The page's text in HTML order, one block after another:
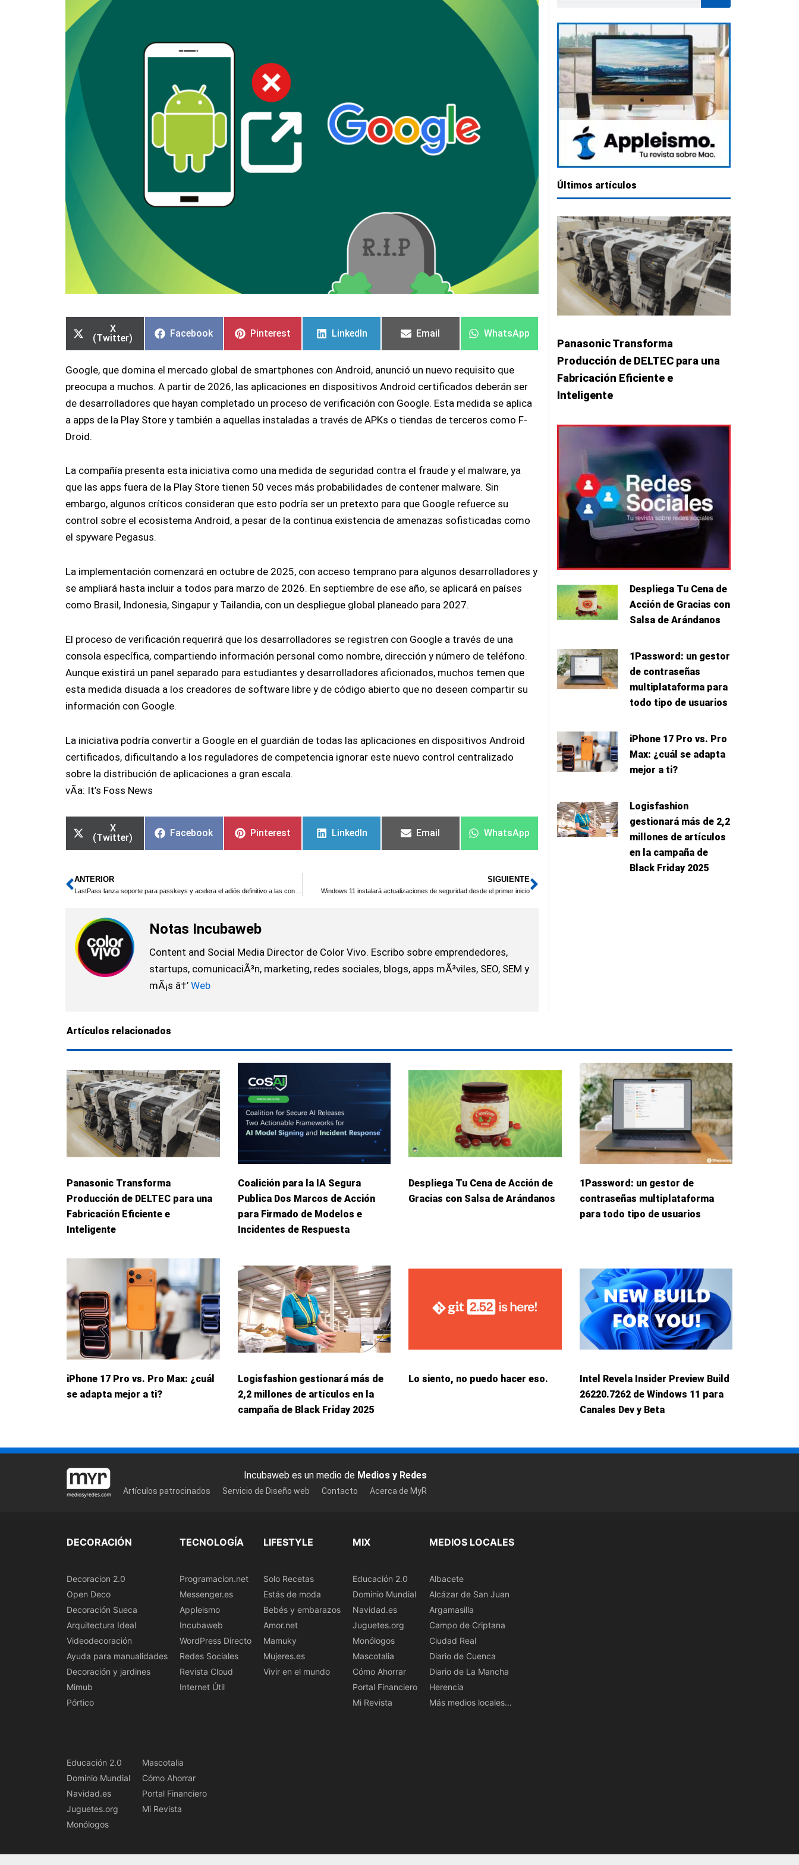
en
X
(Twitter)
en
Facebook
en
Pinterest
en
LinkedIn
en
Email
en
WhatsApp
Google, que domina el mercado global de smartphones con Android, anunció un nuevo requisito que
preocupa a muchos. A partir de 2026, las aplicaciones en dispositivos Android certificados deberán ser
de desarrolladores que hayan completado un proceso de verificación con Google. Esta medida se aplica
a apps de la Play Store y también a aquellas instaladas a través de APKs o tiendas de terceros como F-
Droid.
La compañía presenta esta iniciativa como una medida de seguridad contra el fraude y el malware, ya
que las apps fuera de la Play Store tienen 50 veces más probabilidades de contener malware. Sin
embargo, algunos críticos consideran que esto podría ser un pretexto para que Google refuerce su
control sobre el ecosistema Android, a pesar de la continua existencia de amenazas sofisticadas como
el spyware Pegasus.
La implementación comenzará en octubre de 2025, con acceso temprano para algunos desarrolladores y
se ampliará hasta incluir a todos para marzo de 2026. En septiembre de ese año, se aplicará en países
como Brasil, Indonesia, Singapur y Tailandia, con un despliegue global planeado para 2027.
El proceso de verificación requerirá que los desarrolladores se registren con Google a través de una
consola específica, compartiendo información personal como nombre, dirección y número de teléfono.
Aunque existirá un panel separado para estudiantes y desarrolladores aficionados, muchos temen que
esta medida disuada a los creadores de software libre y de código abierto que no deseen compartir su
información con Google.
La iniciativa podría convertir a Google en el guardián de todas las aplicaciones en dispositivos Android
certificados, dificultando a los reguladores de competencia ignorar este nuevo control centralizado
sobre la distribución de aplicaciones a gran escala.
vÃ­a: It’s Foss News
en
X
(Twitter)
en
Facebook
en
Pinterest
en
LinkedIn
en
Email
en
WhatsApp
Ant
ANTERIOR SIGUIENTE
Windows 11 instalará actualizaciones de seguridad desde el primer inicioSiguiente
Notas Incubaweb
Content and Social Media Director de Color Vivo. Escribo sobre emprendedores,
startups, comunicaciÃ³n, marketing, redes sociales, blogs, apps mÃ³viles, SEO, SEM y
mÃ¡s â†’Web
Últimos artículos
Panasonic Transforma
Producción de DELTEC para una
Fabricación Eficiente e
Inteligente
Despliega Tu Cena de
Acción de Gracias con
Salsa de Arándanos
1Password: un gestor
de contraseñas
multiplataforma para
todo tipo de usuarios
iPhone 17 Pro vs. Pro
Max: ¿cuál se adapta
mejor a ti?
Logisfashion
gestionará más de 2,2
millones de artículos
en la campaña de
Black Friday 2025
Artículos relacionados
Panasonic Transforma
Producción de DELTEC para una
Fabricación Eficiente e
Inteligente
Coalición para la IA Segura
Publica Dos Marcos de Acción
para Firmado de Modelos e
Incidentes de Respuesta
Despliega Tu Cena de Acción de
Gracias con Salsa de Arándanos
1Password: un gestor de
contraseñas multiplataforma
para todo tipo de usuarios
iPhone 17 Pro vs. Pro Max: ¿cuál
se adapta mejor a ti?
Logisfashion gestionará más de
2,2 millones de artículos en la
campaña de Black Friday 2025
Lo siento, no puedo hacer eso.
Intel Revela Insider Preview Build
26220.7262 de Windows 11 para
Canales Dev y Beta
Incubaweb es un medio de Medios y Redes
Artículos patrocinados Servicio de Diseño web Contacto Acerca de MyR
DECORACIÓN
Decoracion 2.0
Open Deco
Decoración Sueca
Arquitectura Ideal
Videodecoración
Ayuda para manualidades
Decoración y jardines
Mimub
Pórtico
TECNOLOGÍA
Programacion.net
Messenger.es
Appleismo
Incubaweb
WordPress Directo
Redes Sociales
Revista Cloud
Internet Útil
LIFESTYLE
Solo Recetas
Estás de moda
Bebés y embarazos
Amor.net
Mamuky
Mujeres.es
Vivir en el mundo
MIX
Educación 2.0
Dominio Mundial
Navidad.es
Juguetes.org
Monólogos
Mascotalia
Cómo Ahorrar
Portal Financiero
Mi Revista
MEDIOS LOCALES
Albacete
Alcázar de San Juan
Argamasilla
Campo de Criptana
Ciudad Real
Diario de Cuenca
Diario de La Mancha
Herencia
Más medios locales...
Educación 2.0
Dominio Mundial
Navidad.es
Juguetes.org
Monólogos
Mascotalia
Cómo Ahorrar
Portal Financiero
Mi Revista